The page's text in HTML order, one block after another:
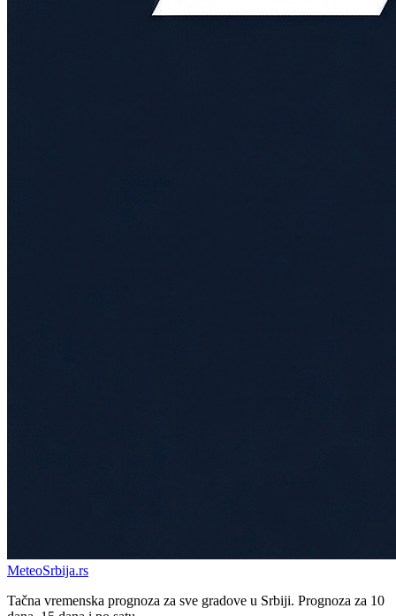
MeteoSrbija.rs
Tačna vremenska prognoza za sve gradove u Srbiji. Prognoza za 10